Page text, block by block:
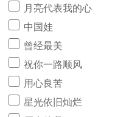
月亮代表我的心
中国娃
曾经最美
祝你一路顺风
用心良苦
星光依旧灿烂